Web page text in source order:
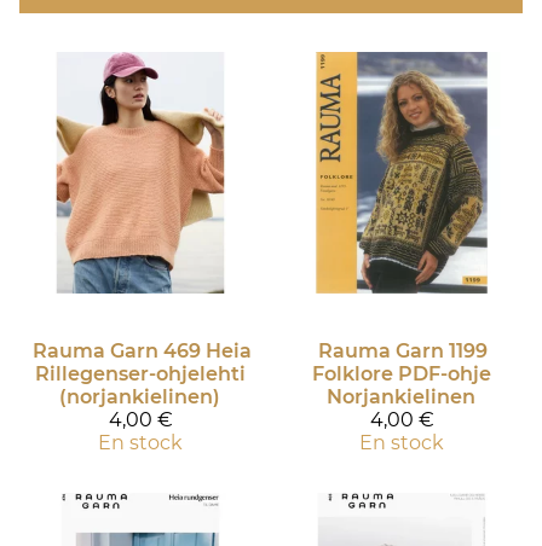
Rauma Garn 469 Heia
Rillegenser-ohjelehti
(norjankielinen)
4,00 €
En stock
Rauma Garn 1199
Folklore PDF-ohje
Norjankielinen
4,00 €
En stock